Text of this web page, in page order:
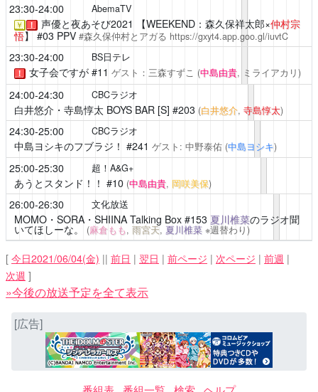
23:30-24:00 AbemaTV
￥ ！ 声優と夜あそび2021 【WEEKEND：森久保祥太郎×仲村宗
悟】 #03 PPV #森久保仲村とアガる https://gxyt4.app.goo.gl/iuvtC
23:30-24:00 BS日テレ
！ 女子会ですが#11 ゲスト：三森すずこ (中島由貴, ミライアカリ)
24:00-24:30 CBCラジオ
白井悠介・寺島惇太 BOYS BAR [S] #203 (白井悠介, 寺島惇太)
24:30-25:00 CBCラジオ
中島ヨシキのフブラジ！ #241 ゲスト: 中野泰佑 (中島ヨシキ)
25:00-25:30 超！A&G+
あうとスタンド！！ #10 (中島由貴, 岡咲美保)
26:00-26:30 文化放送
MOMO・SORA・SHIINA Talking Box#153 夏川椎菜のラジオ聞
いてほしーな。 (麻倉もも, 雨宮天, 夏川椎菜※週替わり)
[ 今日2021/06/04(金) || 前日 | 翌日 | 前ページ | 次ページ | 前週 |
次週 ]
»今後の放送予定を全て表示
[広告]